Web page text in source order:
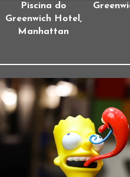
Piscina do
Greenwich Hotel,
Manhattan